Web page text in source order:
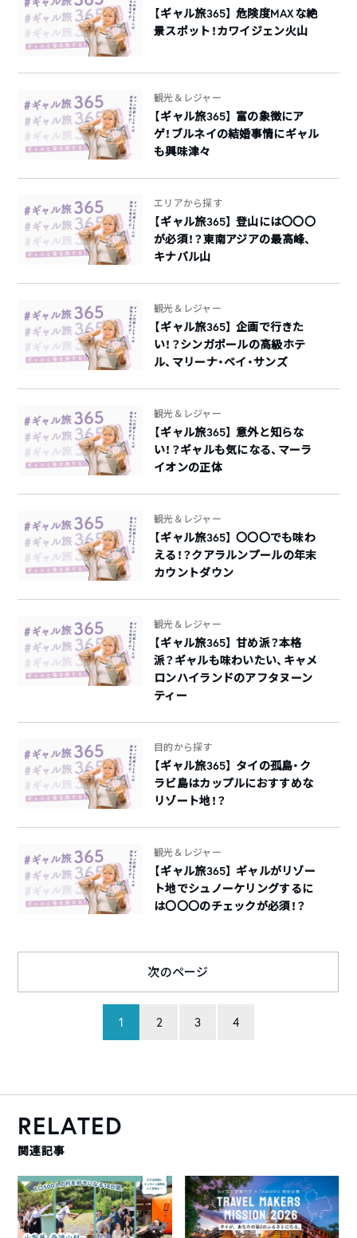
【ギャル旅365】 危険度MAXな絶
景スポット！カワイジェン火山
観光＆レジャー
【ギャル旅365】 富の象徴にア
ゲ！ブルネイの結婚事情にギャル
も興味津々
エリアから探す
【ギャル旅365】 登山には〇〇〇
が必須！？東南アジアの最高峰、
キナバル山
観光＆レジャー
【ギャル旅365】 企画で行きた
い！？シンガポールの高級ホテ
ル、マリーナ・ベイ・サンズ
観光＆レジャー
【ギャル旅365】 意外と知らな
い！？ギャルも気になる、マーラ
イオンの正体
観光＆レジャー
【ギャル旅365】 〇〇〇でも味わ
える！？クアラルンプールの年末
カウントダウン
観光＆レジャー
【ギャル旅365】 甘め派？本格
派？ギャルも味わいたい、キャメ
ロンハイランドのアフタヌーン
ティー
目的から探す
【ギャル旅365】 タイの孤島・ク
ラビ島はカップルにおすすめな
リゾート地！？
観光＆レジャー
【ギャル旅365】 ギャルがリゾー
ト地でシュノーケリングするに
は〇〇〇のチェックが必須！？
1 2 3 4
次のページ
RELATED
関連記事